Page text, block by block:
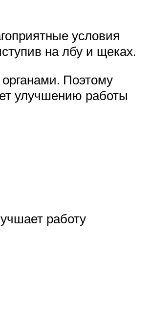
условия
на лбу и щеках.
Поэтому
улучшению работы
работу